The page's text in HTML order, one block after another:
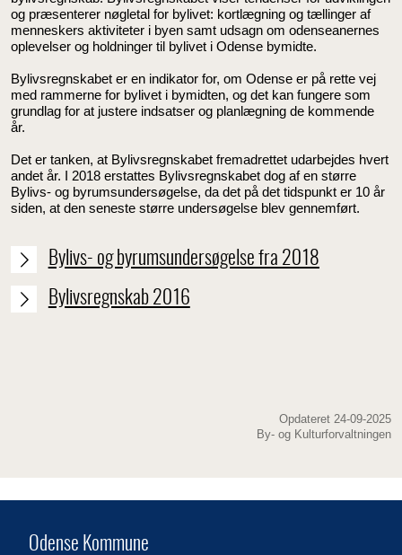
og præsenterer nøgletal for bylivet: kortlægning og tællinger af
menneskers aktiviteter i byen samt udsagn om odenseanernes
oplevelser og holdninger til bylivet i Odense bymidte.
Bylivsregnskabet er en indikator for, om Odense er på rette vej
med rammerne for bylivet i bymidten, og det kan fungere som
grundlag for at justere indsatser og planlægning de kommende
år.
Det er tanken, at Bylivsregnskabet fremadrettet udarbejdes hvert
andet år. I 2018 erstattes Bylivsregnskabet dog af en større
Bylivs- og byrumsundersøgelse, da det på det tidspunkt er 10 år
siden, at den seneste større undersøgelse blev gennemført.
Bylivs- og byrumsundersøgelse fra 2018
Bylivsregnskab 2016
Opdateret 24-09-2025
By- og Kulturforvaltningen
Odense Kommune